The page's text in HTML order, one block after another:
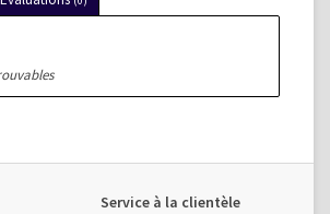
Service à la clientèle